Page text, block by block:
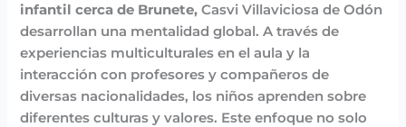
infantil cerca de Brunete,Casvi Villaviciosa de Odón
desarrollan una mentalidad global. A través de
experiencias multiculturales en el aula y la
interacción con profesores y compañeros de
diversas nacionalidades, los niños aprenden sobre
diferentes culturas y valores. Este enfoque no solo